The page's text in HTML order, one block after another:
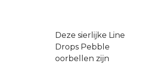
Deze sierlijke Line
Drops Pebble
oorbellen zijn